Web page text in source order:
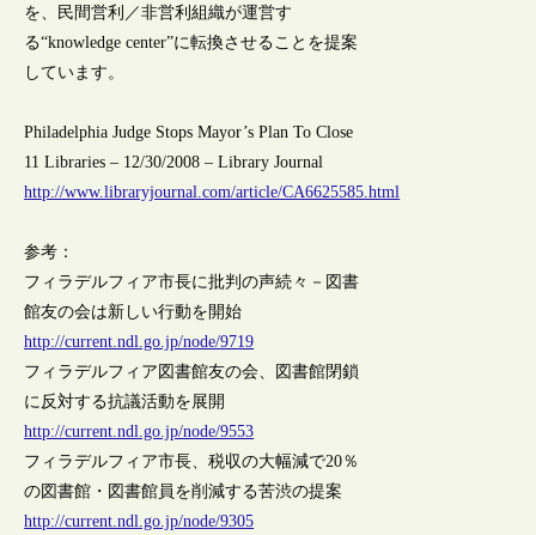
を、民間営利／非営利組織が運営す
る“knowledge center”に転換させることを提案
しています。
Philadelphia Judge Stops Mayor’s Plan To Close
11 Libraries – 12/30/2008 – Library Journal
http://www.libraryjournal.com/article/CA6625585.html
参考：
フィラデルフィア市長に批判の声続々－図書
館友の会は新しい行動を開始
http://current.ndl.go.jp/node/9719
フィラデルフィア図書館友の会、図書館閉鎖
に反対する抗議活動を展開
http://current.ndl.go.jp/node/9553
フィラデルフィア市長、税収の大幅減で20％
の図書館・図書館員を削減する苦渋の提案
http://current.ndl.go.jp/node/9305